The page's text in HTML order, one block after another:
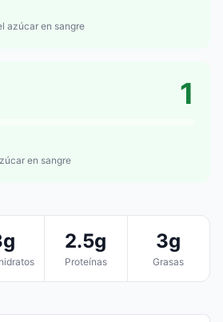
azúcar en sangre
1
en sangre
2.5g
Proteínas
3g
Grasas